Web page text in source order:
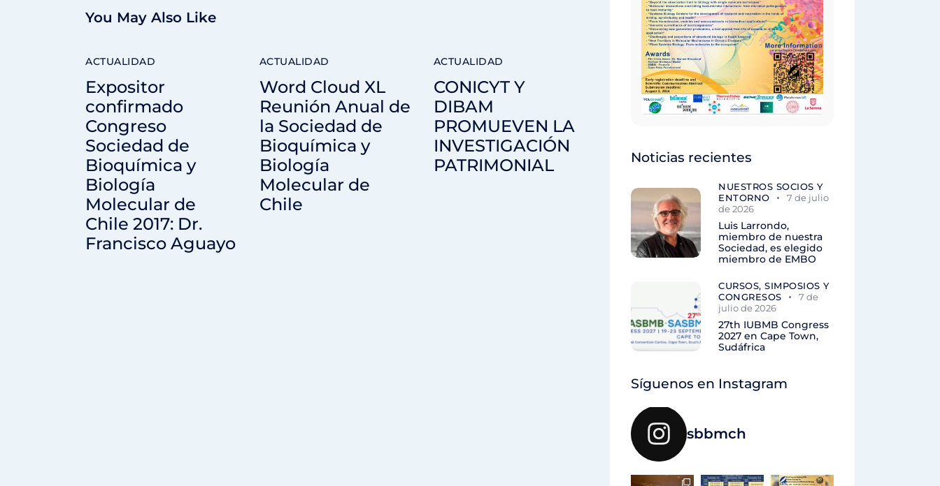
You May Also Like
ACTUALIDAD
Expositor
confirmado
Congreso
Sociedad de
Bioquímica y
Biología
Molecular de
Chile 2017: Dr.
Francisco Aguayo
ACTUALIDAD
Word Cloud XL
Reunión Anual de
la Sociedad de
Bioquímica y
Biología
Molecular de
Chile
ACTUALIDAD
CONICYT Y
DIBAM
PROMUEVEN LA
INVESTIGACIÓN
PATRIMONIAL
Noticias recientes
NUESTROS SOCIOS Y
ENTORNO
7 de julio
de 2026
Luis Larrondo,
miembro de nuestra
Sociedad, es elegido
miembro de EMBO
CURSOS, SIMPOSIOS Y
CONGRESOS
7 de
julio de 2026
27th IUBMB Congress
2027 en Cape Town,
Sudáfrica
Síguenos en Instagram
sbbmch